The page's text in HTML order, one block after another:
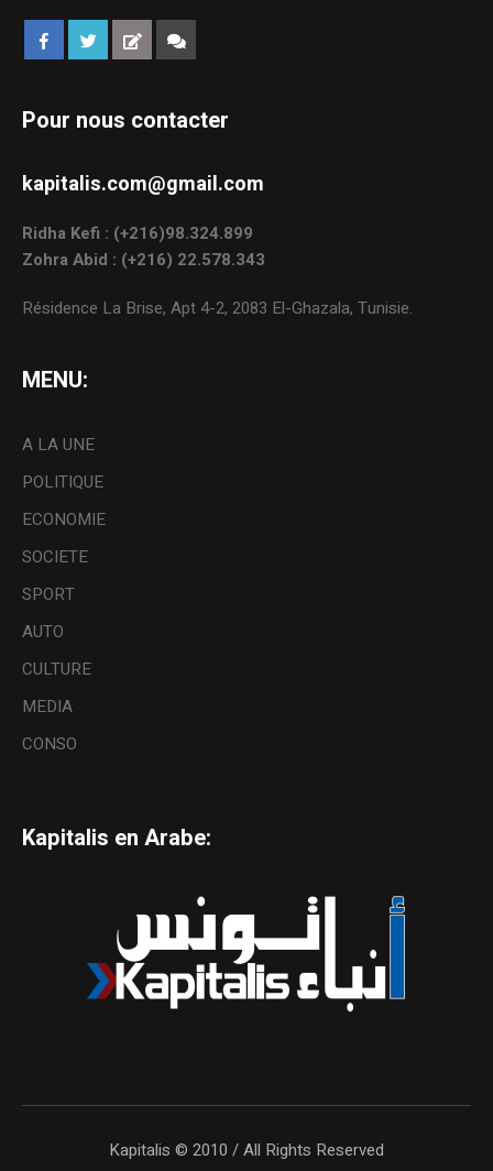
Pour nous contacter
kapitalis.com@gmail.com
Ridha Kefi : (+216)98.324.899
Zohra Abid : (+216) 22.578.343
Résidence La Brise, Apt 4-2, 2083 El-Ghazala, Tunisie.
MENU:
A LA UNE
POLITIQUE
ECONOMIE
SOCIETE
SPORT
AUTO
CULTURE
MEDIA
CONSO
Kapitalis en Arabe:
Kapitalis © 2010 / All Rights Reserved